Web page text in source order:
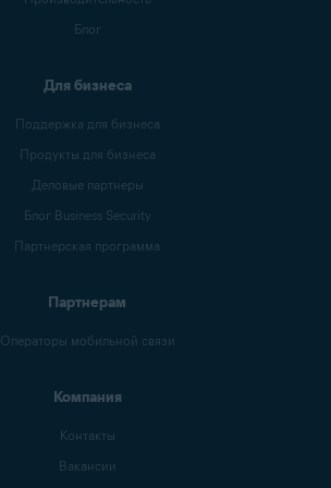
Блог
Для бизнеса
Поддержка для бизнеса
Продукты для бизнеса
Деловые партнеры
Блог Business Security
Партнерская программа
Партнерам
Операторы мобильной связи
Компания
Контакты
Вакансии